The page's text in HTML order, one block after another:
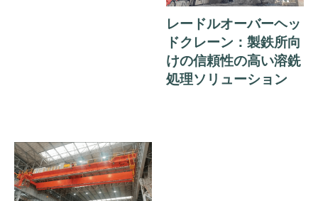
レードルオーバーヘッ
ドクレーン：製鉄所向
けの信頼性の高い溶銑
処理ソリューション